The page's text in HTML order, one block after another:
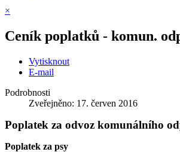
×
Ceník poplatků - komun.
Vytisknout
E-mail
Podrobnosti
Zveřejněno: 17. červen 2016
Poplatek za odvoz komunálního
Poplatek za psy